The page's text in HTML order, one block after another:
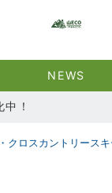
NEWS
！
中！
ースキーなどスキー用品、アウトドア、